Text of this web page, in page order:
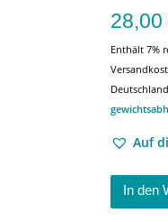
28,00
Enthält 7%
Auf
In den